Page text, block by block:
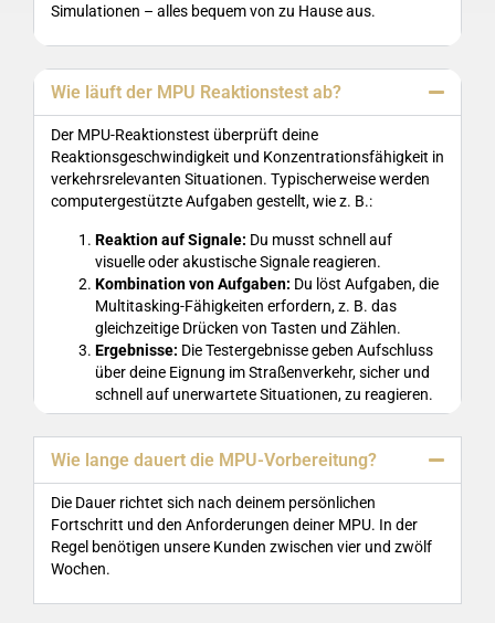
Simulationen – alles bequem von zu Hause aus.
Wie läuft der MPU Reaktionstest ab?
Der MPU-Reaktionstest überprüft deine
Reaktionsgeschwindigkeit und Konzentrationsfähigkeit in
verkehrsrelevanten Situationen. Typischerweise werden
computergestützte Aufgaben gestellt, wie z. B.:
Reaktion auf Signale: Du musst schnell auf
visuelle oder akustische Signale reagieren.
Kombination von Aufgaben: Du löst Aufgaben, die
Multitasking-Fähigkeiten erfordern, z. B. das
gleichzeitige Drücken von Tasten und Zählen.
Ergebnisse: Die Testergebnisse geben Aufschluss
über deine Eignung im Straßenverkehr, sicher und
schnell auf unerwartete Situationen, zu reagieren.
Wie lange dauert die MPU-Vorbereitung?
Die Dauer richtet sich nach deinem persönlichen
Fortschritt und den Anforderungen deiner MPU. In der
Regel benötigen unsere Kunden zwischen vier und zwölf
Wochen.